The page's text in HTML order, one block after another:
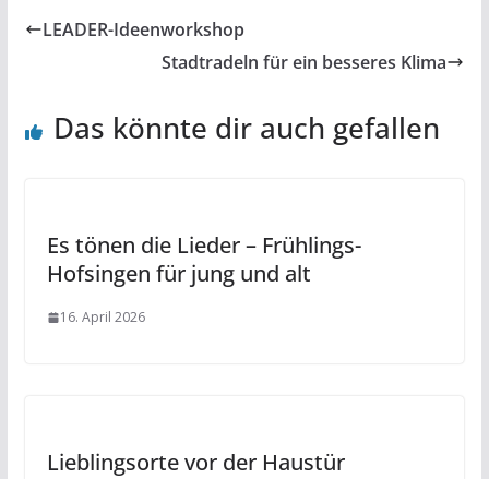
LEADER-Ideenworkshop
Stadtradeln für ein besseres Klima
Das könnte dir auch gefallen
Es tönen die Lieder – Frühlings-
Hofsingen für jung und alt
16. April 2026
Lieblingsorte vor der Haustür